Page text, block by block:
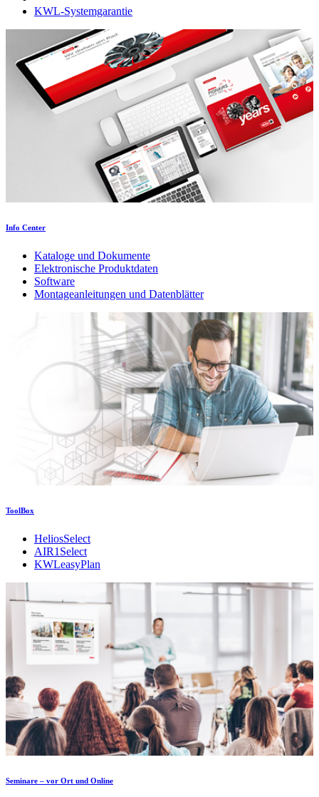
KWL-Systemgarantie
Info Center
Kataloge und Dokumente
Elektronische Produktdaten
Software
Montageanleitungen und Datenblätter
ToolBox
HeliosSelect
AIR1Select
KWLeasyPlan
Seminare – vor Ort und Online